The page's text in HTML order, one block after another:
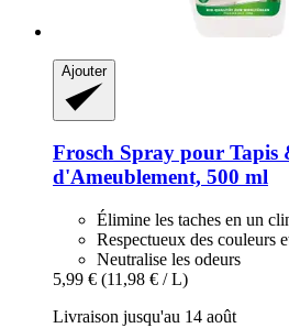
Ajouter
Frosch Spray pour Tapis
d'Ameublement, 500 ml
Élimine les taches en un
Respectueux des couleurs
Neutralise les odeurs
5,99 € (11,98 € / L)
Livraison jusqu'au 14 août